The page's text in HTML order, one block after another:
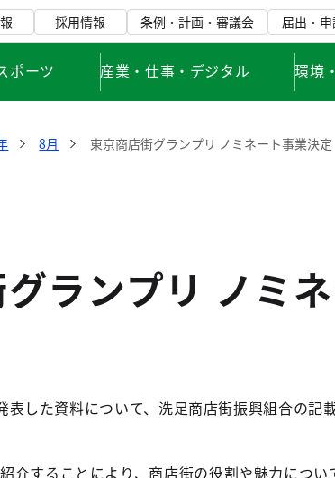
採用情報 条例・計画・審議会 届出・
ポーツ 産業・仕事・デジタル 環境
8月 東京商店街グランプリ ノミネート事業決定
ランプリ ノミ
した資料について、洗足商店街振興組合の記
介することにより、商店街の役割や魅力につ